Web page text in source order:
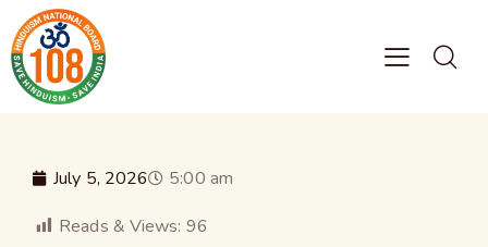
July 5, 2026
5:00 am
Reads & Views: 96